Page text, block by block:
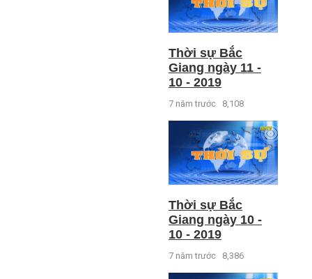
Thời sự Bắc
Giang ngày 11 -
10 - 2019
7 năm trước 8,108
Thời sự Bắc
Giang ngày 10 -
10 - 2019
7 năm trước 8,386